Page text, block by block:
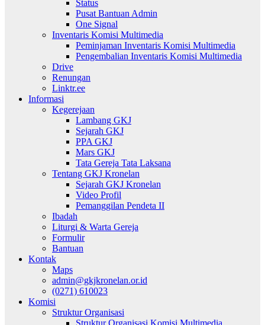
Status
Pusat Bantuan Admin
One Signal
Inventaris Komisi Multimedia
Peminjaman Inventaris Komisi Multimedia
Pengembalian Inventaris Komisi Multimedia
Drive
Renungan
Linktr.ee
Informasi
Kegerejaan
Lambang GKJ
Sejarah GKJ
PPA GKJ
Mars GKJ
Tata Gereja Tata Laksana
Tentang GKJ Kronelan
Sejarah GKJ Kronelan
Video Profil
Pemanggilan Pendeta II
Ibadah
Liturgi & Warta Gereja
Formulir
Bantuan
Kontak
Maps
admin@gkjkronelan.or.id
(0271) 610023
Komisi
Struktur Organisasi
Struktur Organisasi Komisi Multimedia